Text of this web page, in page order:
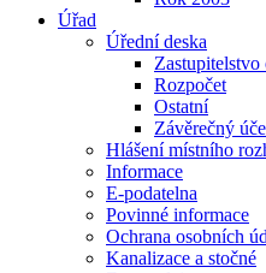
Úřad
Úřední deska
Zastupitelstvo
Rozpočet
Ostatní
Závěrečný
Hlášení místního
Informace
E-podatelna
Povinné informace
Ochrana osobních
Kanalizace a stočné